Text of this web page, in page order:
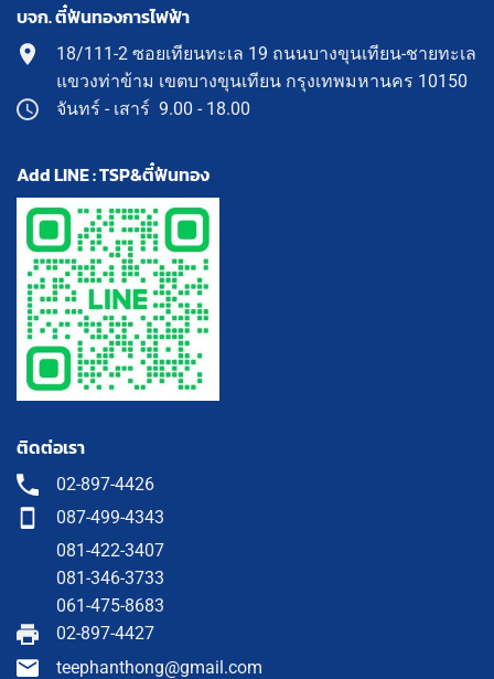
บจก. ตี๋ฟันทองการไฟฟ้า
18/111-2 ซอยเทียนทะเล 19 ถนนบางขุนเทียน-ชายทะเล
แขวงท่าข้าม เขตบางขุนเทียน กรุงเทพมหานคร 10150
จันทร์ - เสาร์ 9.00 - 18.00
Add LINE : TSP&ตี๋ฟันทอง
ติดต่อเรา
02-897-4426
087-499-4343
081-422-3407
081-346-3733
061-475-8683
02-897-4427
teephanthong@gmail.com